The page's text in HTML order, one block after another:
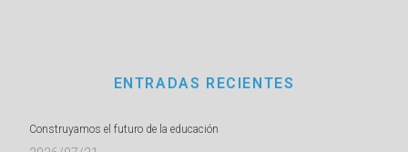
ENTRADAS RECIENTES
Construyamos el futuro de la educación